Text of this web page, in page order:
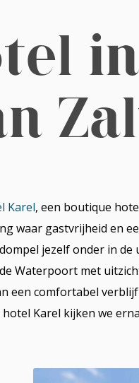
Karel, een boutique
waar gastvrijheid en
jezelf onder in
Waterpoort met
een comfortabel
hotel Karel kijken we